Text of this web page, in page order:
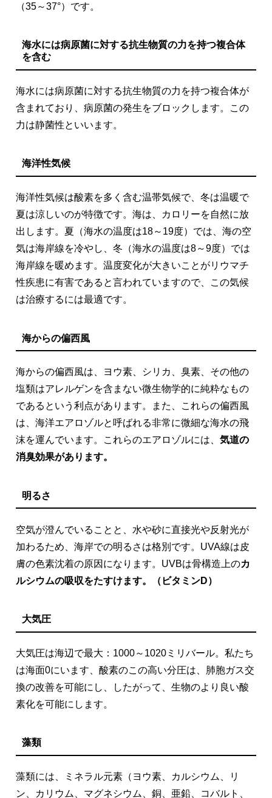
（35～37°）です。
海水には病原菌に対する抗生物質の力を持つ複合体
を含む
海水には病原菌に対する抗生物質の力を持つ複合体が
含まれており、病原菌の発生をブロックします。この
力は静菌性といいます。
海洋性気候
海洋性気候は酸素を多く含む温帯気候で、冬は温暖で
夏は涼しいのが特徴です。海は、カロリーを自然に放
出します。夏（海水の温度は18～19度）では、海の空
気は海岸線を冷やし、冬（海水の温度は8～9度）では
海岸線を暖めます。温度変化が大きいことがリウマチ
性疾患に有害であると言われていますので、この気候
は治療するには最適です。
海からの偏西風
海からの偏西風は、ヨウ素、シリカ、臭素、その他の
塩類はアレルゲンを含まない微生物学的に純粋なもの
であるという利点があります。また、これらの偏西風
は、海洋エアロゾルと呼ばれる非常に微細な海水の飛
沫を運んでいます。これらのエアロゾルには、 気道の
消臭効果があります。
明るさ
空気が澄んでいることと、水や砂に直接光や反射光が
加わるため、海岸での明るさは格別です。UVA線は皮
膚の色素沈着の原因になります。UVBは骨構造上のカ
ルシウムの吸収をたすけます。（ビタミンD）
大気圧
大気圧は海辺で最大：1000～1020ミリバール。私たち
は海面0にいます、酸素のこの高い分圧は、肺胞ガス交
換の改善を可能にし、したがって、生物のより良い酸
素化を可能にします。
藻類
藻類には、ミネラル元素（ヨウ素、カルシウム、リ
ン、カリウム、マグネシウム、銅、亜鉛、コバルト、